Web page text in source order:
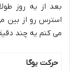
بعد از یه روز
استرس رو از
می کنم یه چند
حرکت یوگا